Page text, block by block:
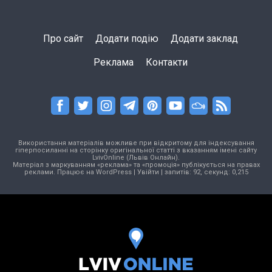
Про сайт Додати подію Додати заклад
Реклама Контакти
Використання матеріалів можливе при відкритому для індексування
гіперпосиланні на сторінку оригінальної статті з вказанням імені сайту
LvivOnline (Львів Онлайн).
Матеріал з маркуванням «реклама» та «промоція» публікується на правах
реклами. Працює на WordPress| Увійти | запитів: 92, секунд: 0,215